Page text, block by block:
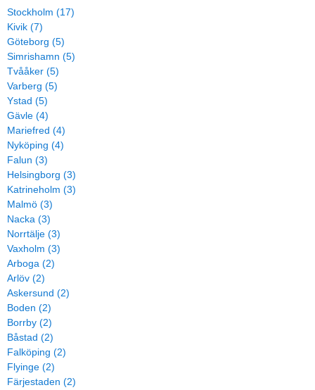
Stockholm (17)
Kivik (7)
Göteborg (5)
Simrishamn (5)
Tvååker (5)
Varberg (5)
Ystad (5)
Gävle (4)
Mariefred (4)
Nyköping (4)
Falun (3)
Helsingborg (3)
Katrineholm (3)
Malmö (3)
Nacka (3)
Norrtälje (3)
Vaxholm (3)
Arboga (2)
Arlöv (2)
Askersund (2)
Boden (2)
Borrby (2)
Båstad (2)
Falköping (2)
Flyinge (2)
Färjestaden (2)